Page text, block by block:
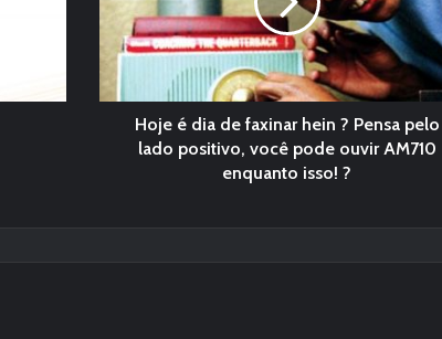
Hoje é dia de faxinar hein ? Pensa pelo
lado positivo, você pode ouvir AM710
enquanto isso! ?